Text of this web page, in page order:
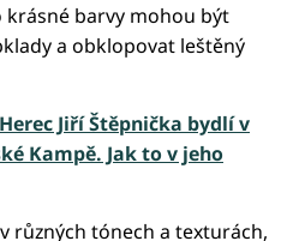
barvy mohou být
a obklopovat leštěný
Herec Jiří Štěpnička bydlí v
Kampě. Jak to v jeho
různých tónech a texturách,